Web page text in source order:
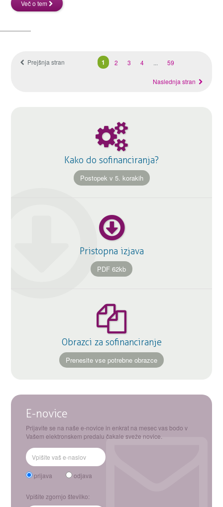
Več o tem
Prejšnja stran 1 2 3 4 ... 59
Naslednja stran
Kako do sofinanciranja?
Postopek v 5. korakih
Pristopna izjava
PDF 62kb
Obrazci za sofinanciranje
Prenesite vse potrebne obrazce
E-novice
Prijavite se na naše e-novice in enkrat na mesec vas bodo v
Vašem elektronskem predalu čakale sveže novice.
prijava odjava
Vpišite zgornjo številko: